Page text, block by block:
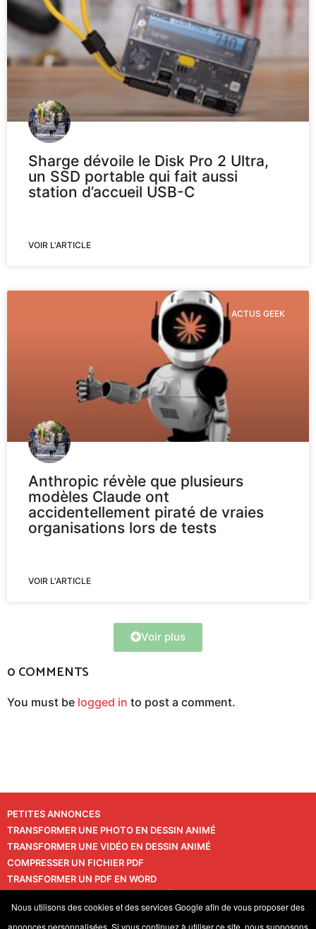
Sharge dévoile le Disk Pro 2 Ultra,
un SSD portable qui fait aussi
station d’accueil USB-C
VOIR L'ARTICLE
ACTUS GEEK
Anthropic révèle que plusieurs
modèles Claude ont
accidentellement piraté de vraies
organisations lors de tests
VOIR L'ARTICLE
Voir plus
0 COMMENTS
You must be logged in to post a comment.
PETITES ANNONCES
TRANSFORMER UNE PHOTO EN DESSIN ANIMÉ
TRANSFORMER UNE VIDÉO EN DESSIN ANIMÉ
COMPRESSER UN FICHIER PDF
TRANSFORMER UN PDF EN WORD
VIE PRIVÉE
Nous utilisons des cookies et des services Google afin de vous proposer des
annonces personnalisées. Si vous continuez à utiliser ce site, nous supposons